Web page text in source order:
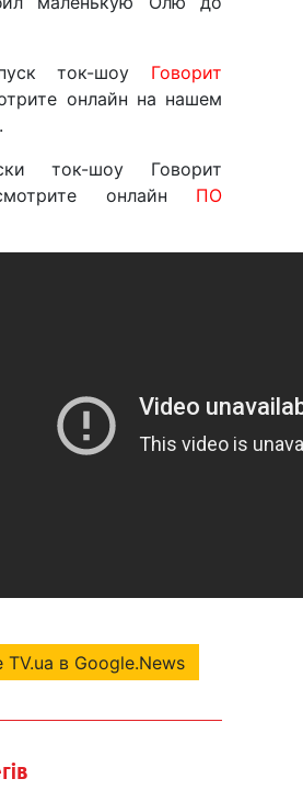
ток-шоу Говорит
онлайн на нашем
ток-шоу Говорит
онлайн ПО
TV.ua в Google.News